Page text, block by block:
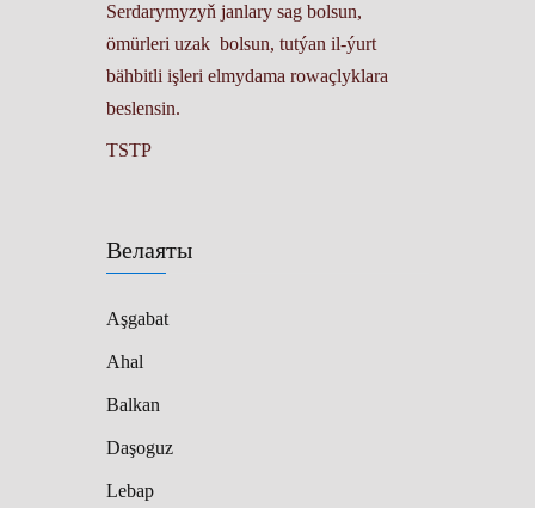
Велаяты
Aşgabat
Ahal
Balkan
Daşoguz
Lebap
Serdarymyzyň janlary sag bolsun,
ömürleri uzak bolsun, tutýan il-ýurt
bähbitli işleri elmydama rowaçlyklara
beslensin.
TSTP